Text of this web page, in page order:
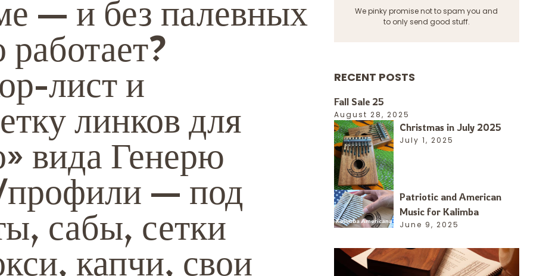
— и без палевных
работает?
лист и
линков для
вида Генерю
— под
сабы, сетки
капчи, свои
We pinky promise not to spam you and
to only send good stuff.
RECENT POSTS
Fall Sale 25
August 28, 2025
Christmas in July 2025
July 1, 2025
Patriotic and American
Music for Kalimba
June 9, 2025